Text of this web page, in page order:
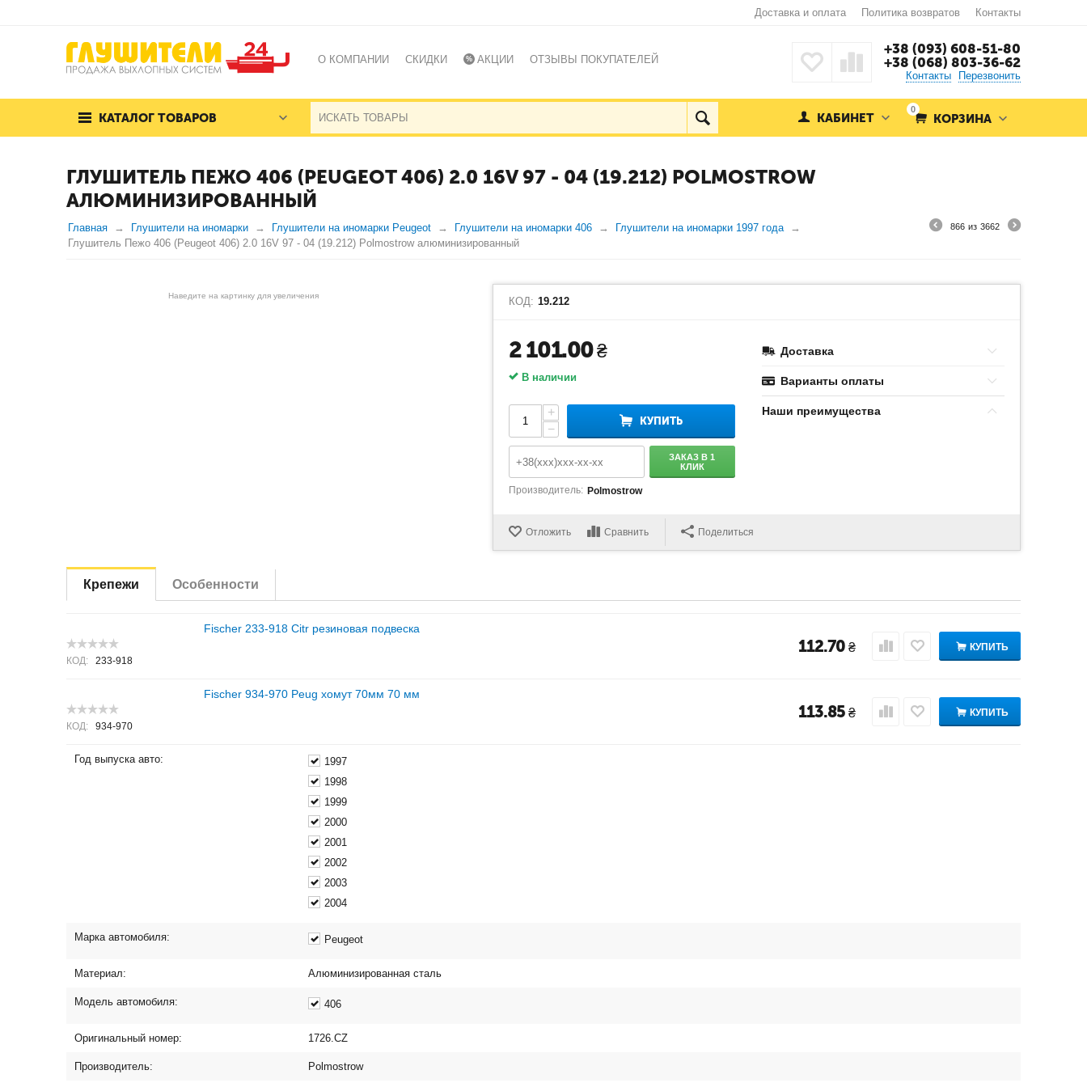
Доставка и оплата Политика возвратов Контакты
О КОМПАНИИ СКИДКИ АКЦИИ ОТЗЫВЫ ПОКУПАТЕЛЕЙ
+38 (093) 608-51-80
+38 (068) 803-36-62
Контакты Перезвонить
КАТАЛОГ ТОВАРОВ
0
КОРЗИНА
КАБИНЕТ
ГЛУШИТЕЛЬ ПЕЖО 406 (PEUGEOT 406) 2.0 16V 97 - 04 (19.212) POLMOSTROW
АЛЮМИНИЗИРОВАННЫЙ
Главная Глушители на иномарки Глушители на иномарки Peugeot Глушители на иномарки 406
Глушители на иномарки 1997 года
Глушитель Пежо 406 (Peugeot 406) 2.0 16V 97 - 04 (19.212) Polmostrow алюминизированный
866 из 3662
Наведите на картинку для увеличения КОД: 19.212
2 101.00₴
В наличии
+
−
КУПИТЬ
ЗАКАЗ В 1
КЛИК
Производитель: Polmostrow
Доставка
Варианты оплаты
Наши преимущества
Отложить Сравнить Поделиться
Крепежи Особенности
Fischer 233-918 Citr резиновая подвеска
КОД: 233-918
112.70 ₴ КУПИТЬ
Fischer 934-970 Peug хомут 70мм 70 мм
КОД: 934-970
113.85 ₴ КУПИТЬ
Год выпуска авто:
1997
1998
1999
2000
2001
2002
2003
2004
Марка автомобиля: Peugeot
Материал: Алюминизированная сталь
Модель автомобиля: 406
Оригинальный номер: 1726.CZ
Производитель: Polmostrow